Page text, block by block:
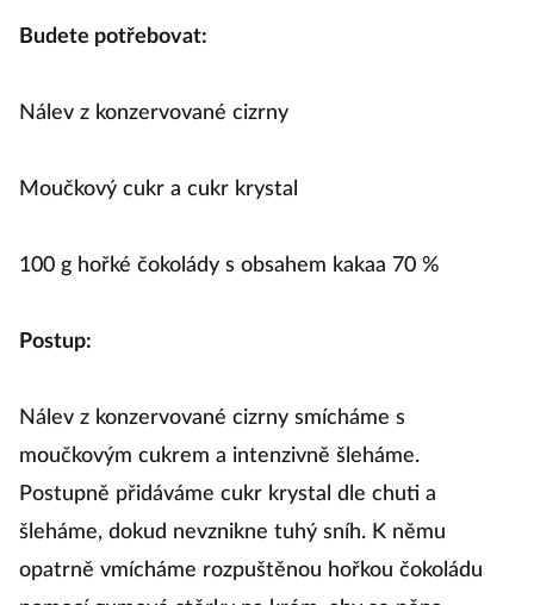
Budete potřebovat:
Nálev z konzervované cizrny
Moučkový cukr a cukr krystal
100 g hořké čokolády s obsahem kakaa 70 %
Postup:
Nálev z konzervované cizrny smícháme s
moučkovým cukrem a intenzivně šleháme.
Postupně přidáváme cukr krystal dle chuti a
šleháme, dokud nevznikne tuhý sníh. K němu
opatrně vmícháme rozpuštěnou hořkou čokoládu